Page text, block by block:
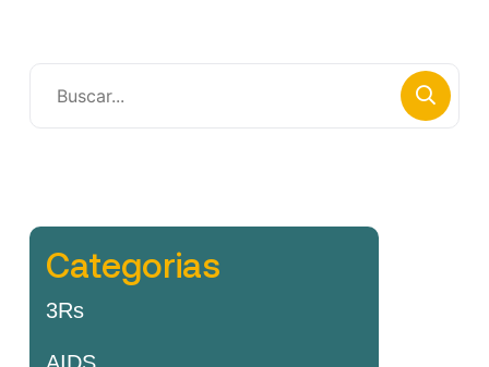
Categorias
3Rs